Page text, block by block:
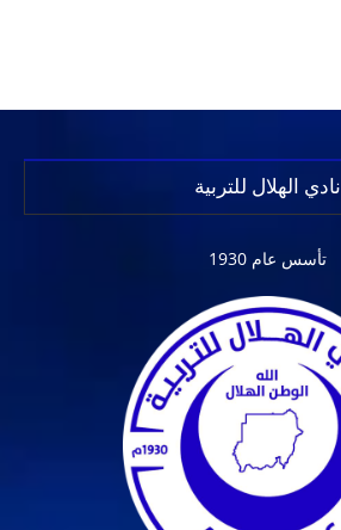
نادي الهلال للتربية
تأسس عام 1930